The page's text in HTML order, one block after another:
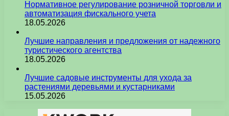
Нормативное регулирование розничной торговли и
автоматизация фискального учета
18.05.2026
Лучшие направления и предложения от надежного
туристического агентства
18.05.2026
Лучшие садовые инструменты для ухода за
растениями деревьями и кустарниками
15.05.2026